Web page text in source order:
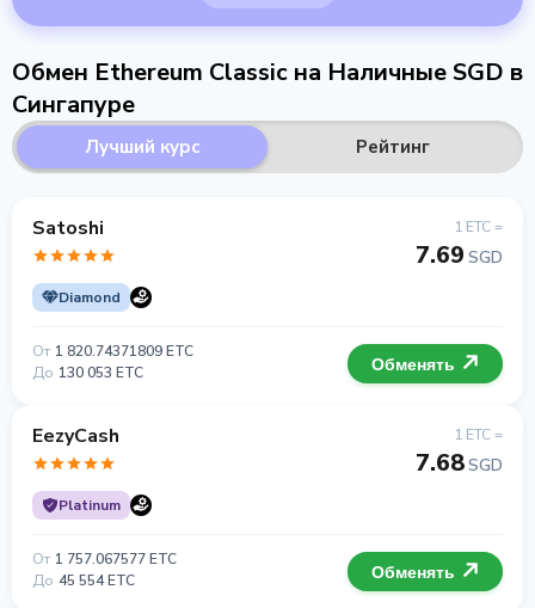
Обмен Ethereum Classic на Наличные SGD в
Сингапуре
Лучший курс Рейтинг
Satoshi
Diamond
1 ETC =
7.69 SGD
От 1 820.74371809 ETC
До 130 053 ETC Обменять
EezyCash
Platinum
1 ETC =
7.68SGD
От 1 757.067577 ETC
До 45 554 ETC Обменять